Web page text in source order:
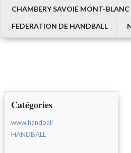
CHAMBERY SAVOIE MONT-
FEDERATION DE HANDBALL
Catégories
www.handball
HANDBALL